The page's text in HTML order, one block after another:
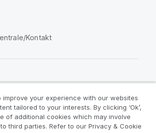
Kontakt
Legal Policies
improve your experience with our websites
tailored to your interests. By clicking ‘Ok’,
of additional cookies which may involve
third parties. Refer to our Privacy & Cookie